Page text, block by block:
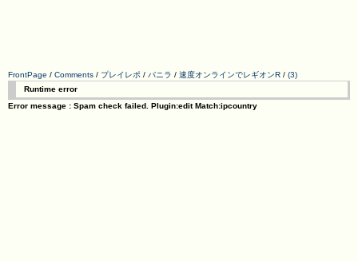
FrontPage / Comments / プレイレポ / バニラ / 速度オンラインでレギオンR / (3)
Runtime error
Error message : Spam check failed. Plugin:edit Match:ipcountry